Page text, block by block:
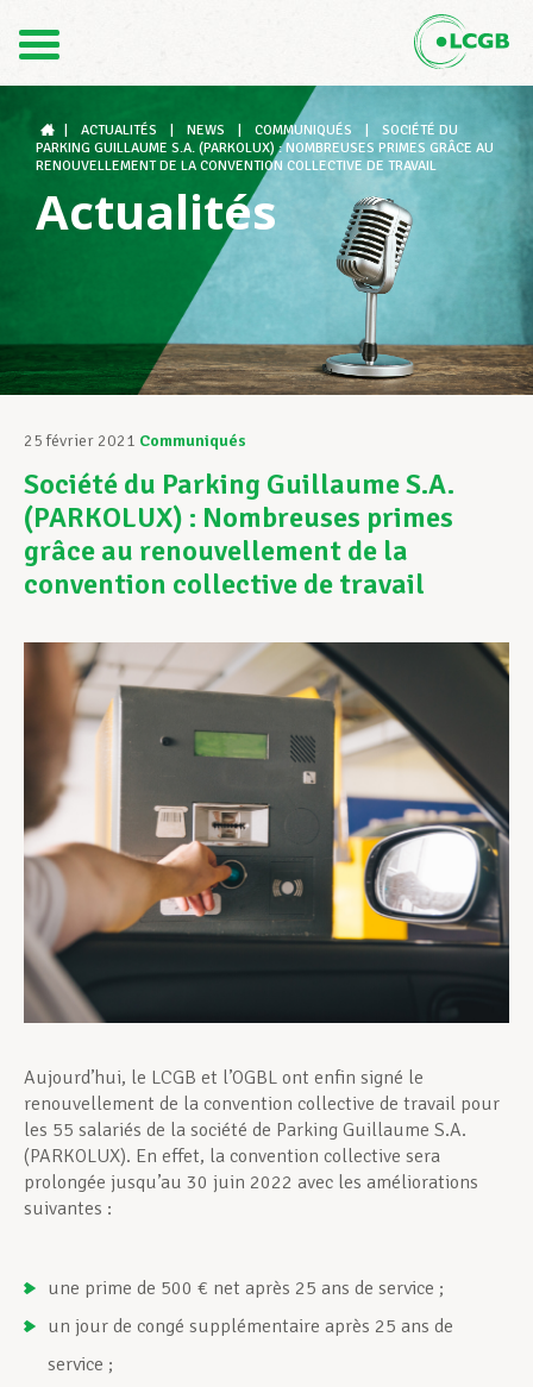
DE
Le LCGB
Structures syndicales
Assistance au Travail
Vos droits
Assistance en vie privée
Développement professionnel
Actualités
ACTUALITÉS NEWS COMMUNIQUÉS
SOCIÉTÉ DU
PARKING GUILLAUME S.A. (PARKOLUX) : NOMBREUSES PRIMES GRÂCE AU
RENOUVELLEMENT DE LA CONVENTION COLLECTIVE DE TRAVAIL
Actualités
25 février 2021 Communiqués
Société du Parking Guillaume S.A.
(PARKOLUX) : Nombreuses primes
grâce au renouvellement de la
convention collective de travail
Aujourd’hui, le LCGB et l’OGBL ont enfin signé le
renouvellement de la convention collective de travail pour
les 55 salariés de la société de Parking Guillaume S.A.
(PARKOLUX). En effet, la convention collective sera
prolongée jusqu’au 30 juin 2022 avec les améliorations
suivantes :
une prime de 500 € net après 25 ans de service ;
un jour de congé supplémentaire après 25 ans de
service ;